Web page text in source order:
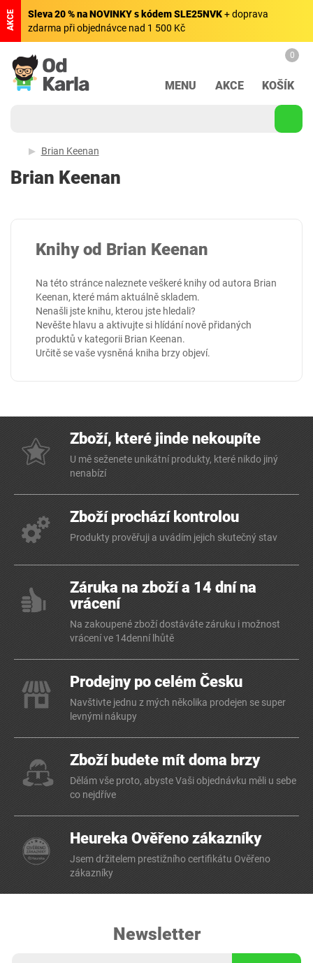
AKCE Sleva 20 % na NOVINKY s kódem SLE25NVK+ doprava
zdarma při objednávce nad 1 500 Kč
MENU AKCE
0
KOŠÍK
Brian Keenan
Brian Keenan
Knihy od Brian Keenan
Na této stránce naleznete veškeré knihy od autora Brian
Keenan, které mám aktuálně skladem.
Nenašli jste knihu, kterou jste hledali?
Nevěšte hlavu a aktivujte si hlídání nově přidaných
produktů v kategorii Brian Keenan.
Určitě se vaše vysněná kniha brzy objeví.
Zboží, které jinde nekoupíte
U mě seženete unikátní produkty, které nikdo jiný
nenabízí
Zboží prochází kontrolou
Produkty prověřuji a uvádím jejich skutečný stav
Záruka na zboží a 14 dní na
vrácení
Na zakoupené zboží dostáváte záruku i možnost
vrácení ve 14denní lhůtě
Prodejny po celém Česku
Navštivte jednu z mých několika prodejen se super
levnými nákupy
Zboží budete mít doma brzy
Dělám vše proto, abyste Vaši objednávku měli u sebe
co nejdříve
Heureka Ověřeno zákazníky
Jsem držitelem prestižního certifikátu Ověřeno
zákazníky
Newsletter